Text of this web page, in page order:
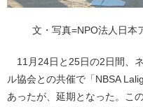
文・写真=NPO法人日本
11月24日と25日の2日間、
ル協会との共催で「NBSA
あったが、延期となった。こ